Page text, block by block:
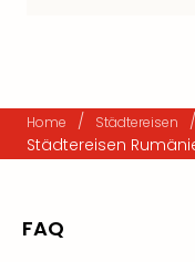
Home / Städtereisen /
Städtereisen
FAQ